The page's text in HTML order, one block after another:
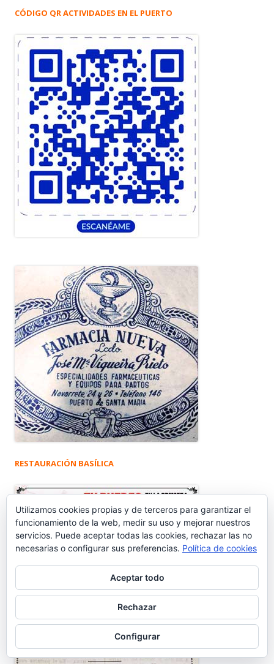
CÓDIGO QR ACTIVIDADES EN EL PUERTO
RESTAURACIÓN BASÍLICA
Utilizamos cookies propias y de terceros para garantizar el
funcionamiento de la web, medir su uso y mejorar nuestros
servicios. Puede aceptar todas las cookies, rechazar las no
necesarias o configurar sus preferencias. Política de cookies
Aceptar todo
Rechazar
Configurar